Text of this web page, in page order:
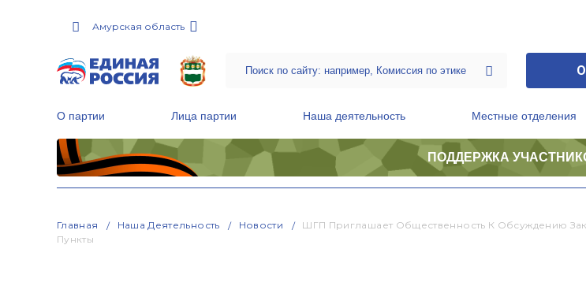
Амурская область
О партии Лица партии Наша деятельность Местные отделения
ПОДДЕРЖКА
Главная Наша Деятельность Новости
ШГП Приглашает Общественность К Обсуждению
Пункты